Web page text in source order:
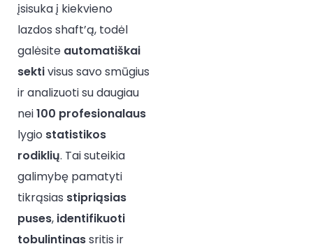
įsisuka į kiekvieno
lazdos shaft’ą, todėl
galėsite automatiškai
sektivisus savo smūgius
ir analizuoti su daugiau
nei100 profesionalaus
lygio statistikos
rodiklių. Tai suteikia
galimybę pamatyti
tikrąsias stipriąsias
puses, identifikuoti
tobulintinassritis ir